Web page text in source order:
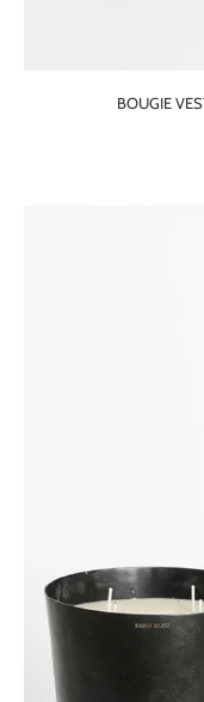
BOUGIE